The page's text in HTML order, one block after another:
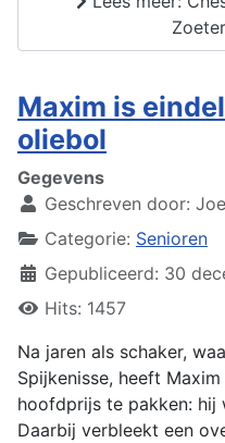
Maxim is
oliebol
Gegevens
Geschreven door:
Categorie: Senioren
Gepubliceerd: 30
Hits: 1457
Na jaren als schaker,
Spijkenisse, heeft
hoofdprijs te pakken: hij
Daarbij verbleekt een